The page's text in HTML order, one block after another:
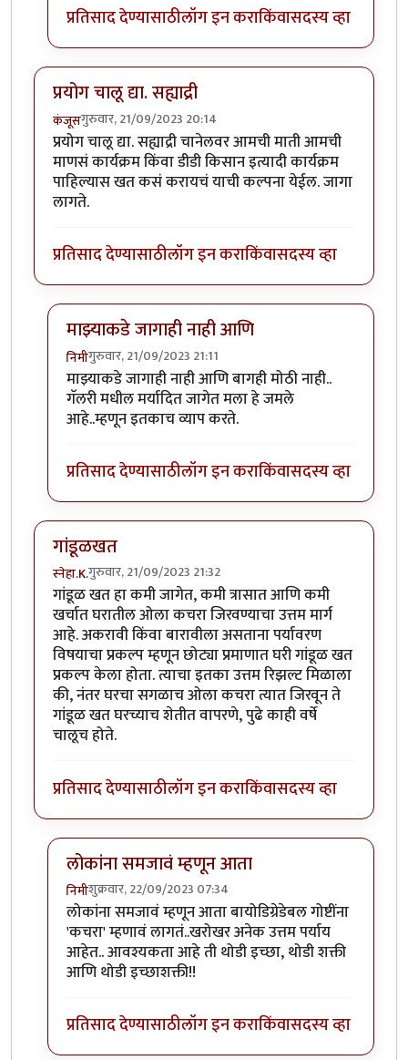
प्रतिसाद देण्यासाठीलॉग इन कराकिंवासदस्य व्हा
प्रयोग चालू द्या. सह्याद्री
कंजूसगुरुवार, 21/09/2023 20:14
प्रयोग चालू द्या. सह्याद्री चानेलवर आमची माती आमची
माणसं कार्यक्रम किंवा डीडी किसान इत्यादी कार्यक्रम
पाहिल्यास खत कसं करायचं याची कल्पना येईल. जागा
लागते.
प्रतिसाद देण्यासाठीलॉग इन कराकिंवासदस्य व्हा
माझ्याकडे जागाही नाही आणि
निमीगुरुवार, 21/09/2023 21:11
In reply toप्रयोग चालू द्या. सह्याद्रीbyकंजूस
माझ्याकडे जागाही नाही आणि बागही मोठी नाही..
गॅलरी मधील मर्यादित जागेत मला हे जमले
आहे..म्हणून इतकाच व्याप करते.
प्रतिसाद देण्यासाठीलॉग इन कराकिंवासदस्य व्हा
गांडूळखत
स्नेहा.K.गुरुवार, 21/09/2023 21:32
गांडूळ खत हा कमी जागेत, कमी त्रासात आणि कमी
खर्चात घरातील ओला कचरा जिरवण्याचा उत्तम मार्ग
आहे. अकरावी किंवा बारावीला असताना पर्यावरण
विषयाचा प्रकल्प म्हणून छोट्या प्रमाणात घरी गांडूळ खत
प्रकल्प केला होता. त्याचा इतका उत्तम रिझल्ट मिळाला
की, नंतर घरचा सगळाच ओला कचरा त्यात जिरवून ते
गांडूळ खत घरच्याच शेतीत वापरणे, पुढे काही वर्षे
चालूच होते.
प्रतिसाद देण्यासाठीलॉग इन कराकिंवासदस्य व्हा
लोकांना समजावं म्हणून आता
निमीशुक्रवार, 22/09/2023 07:34
In reply toगांडूळखतbyस्नेहा.K.
लोकांना समजावं म्हणून आता बायोडिग्रेडेबल गोष्टींना
'कचरा' म्हणावं लागतं..खरोखर अनेक उत्तम पर्याय
आहेत.. आवश्यकता आहे ती थोडी इच्छा, थोडी शक्ती
आणि थोडी इच्छाशक्ती!!
प्रतिसाद देण्यासाठीलॉग इन कराकिंवासदस्य व्हा